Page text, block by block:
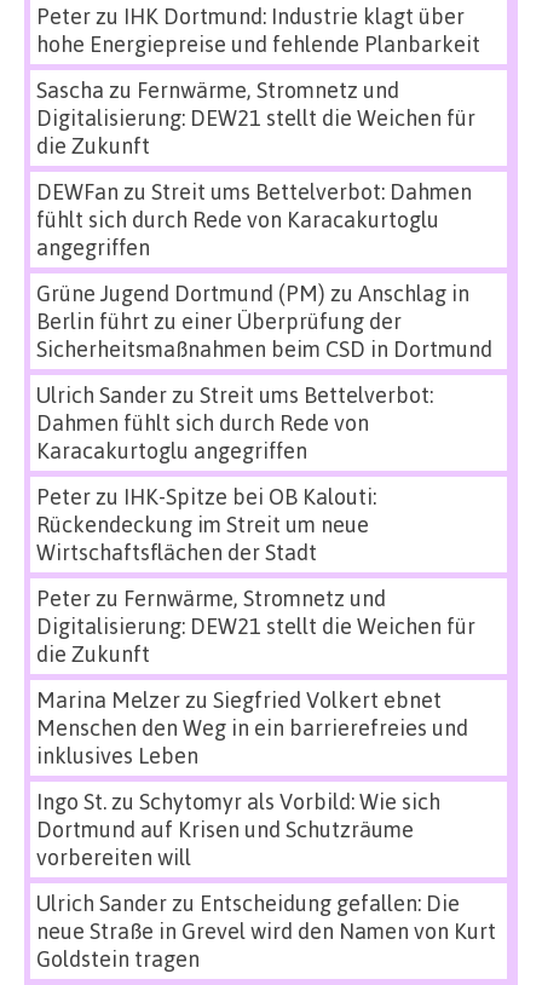
Peterzu IHK Dortmund: Industrie klagt über
hohe Energiepreise und fehlende Planbarkeit
Sascha zu Fernwärme, Stromnetz und
Digitalisierung: DEW21 stellt die Weichen für
die Zukunft
DEWFan zu Streit ums Bettelverbot: Dahmen
fühlt sich durch Rede von Karacakurtoglu
angegriffen
Grüne Jugend Dortmund (PM) zu Anschlag in
Berlin führt zu einer Überprüfung der
Sicherheitsmaßnahmen beim CSD in Dortmund
Ulrich Sanderzu Streit ums Bettelverbot:
Dahmen fühlt sich durch Rede von
Karacakurtoglu angegriffen
Peterzu IHK-Spitze bei OB Kalouti:
Rückendeckung im Streit um neue
Wirtschaftsflächen der Stadt
Peterzu Fernwärme, Stromnetz und
Digitalisierung: DEW21 stellt die Weichen für
die Zukunft
Marina Melzerzu Siegfried Volkert ebnet
Menschen den Weg in ein barrierefreies und
inklusives Leben
Ingo St.zu Schytomyr als Vorbild: Wie sich
Dortmund auf Krisen und Schutzräume
vorbereiten will
Ulrich Sanderzu Entscheidung gefallen: Die
neue Straße in Grevel wird den Namen von Kurt
Goldstein tragen